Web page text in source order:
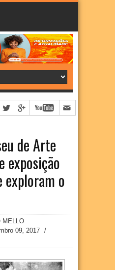
de Arte
exposição
exploram o
MELLO
09, 2017
/